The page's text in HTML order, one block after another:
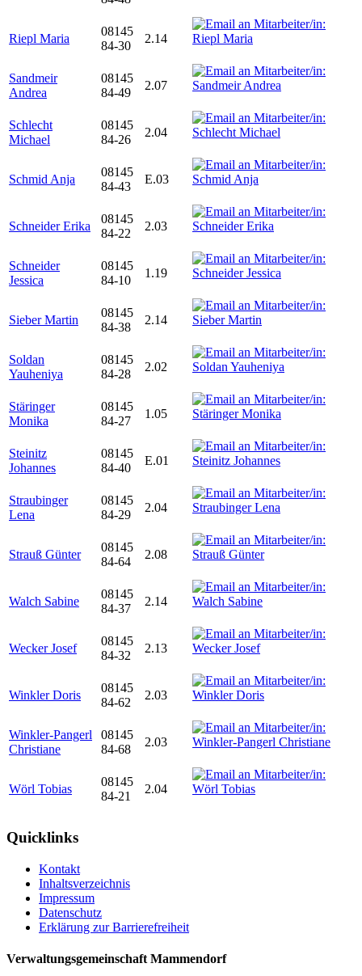
Riepl Maria
08145
84-30
2.14
Sandmeir
Andrea
08145
84-49
2.07
Schlecht
Michael
08145
84-26
2.04
Schmid Anja
08145
84-43
E.03
Schneider Erika
08145
84-22
2.03
Schneider
Jessica
08145
84-10
1.19
Sieber Martin
08145
84-38
2.14
Soldan
Yauheniya
08145
84-28
2.02
Stäringer
Monika
08145
84-27
1.05
Steinitz
Johannes
08145
84-40
E.01
Straubinger
Lena
08145
84-29
2.04
Strauß Günter
08145
84-64
2.08
Walch Sabine
08145
84-37
2.14
Wecker Josef
08145
84-32
2.13
Winkler Doris
08145
84-62
2.03
Winkler-Pangerl
Christiane
08145
84-68
2.03
Wörl Tobias
08145
84-21
2.04
Quicklinks
Kontakt
Inhaltsverzeichnis
Impressum
Datenschutz
Erklärung zur Barrierefreiheit
Verwaltungsgemeinschaft Mammendorf